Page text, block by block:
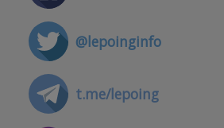
@lepoinginfo
t.me/lepoing